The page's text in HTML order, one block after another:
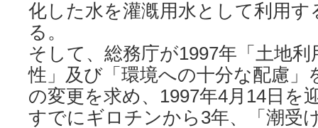
化した水を灌漑用水として利用
る。
そして、総務庁が1997年「土地
性」及び「環境への十分な配慮」
の変更を求め、1997年4月14日を
すでにギロチンから3年、「潮受